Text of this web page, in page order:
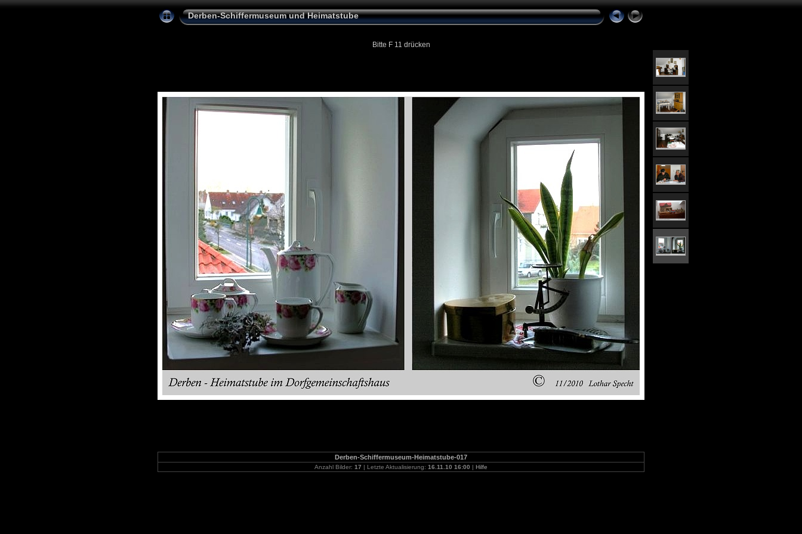
Derben-Schiffermuseum und Heimatstube
Bitte F 11 drücken
Derben-Schiffermuseum-Heimatstube-017
Anzahl Bilder: 17 | Letzte Aktualisierung: 16.11.10 16:00 | Hilfe